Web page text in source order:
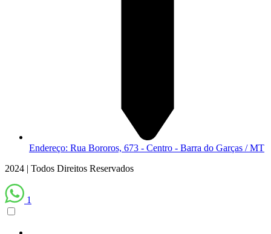
Endereço: Rua Bororos, 673 - Centro - Barra do Garças / MT
2024 | Todos Direitos Reservados
1